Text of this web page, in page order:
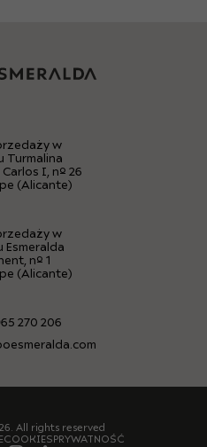
w
Turmalina
I, nº 26
(Alicante)
w
Esmeralda
nº 1
(Alicante)
270 206
All rights reserved
COOKIESPRYWATNOŚĆ